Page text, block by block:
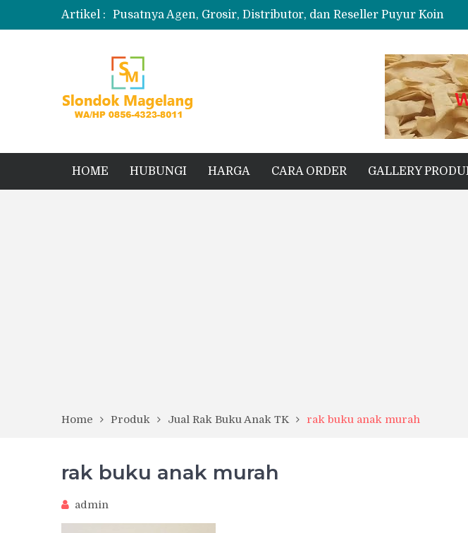
Artikel :
Pusatnya Agen, Grosir, Distributor, dan Reseller Puyur Koin
Produksi Slondok
Jual Puyur Koin Mentah 1 Ball 5 kg
Jual Pasir Merapi Terdekat Kualitas Unggul untuk Proyek
HOME HUBUNGI HARGA CARA ORDER GALLERY
Home Produk Jual Rak Buku Anak TK rak buku anak murah
rak buku anak murah
admin